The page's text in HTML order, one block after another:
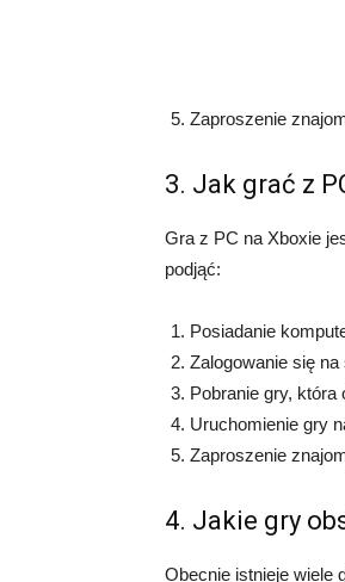
Zaproszenie
3. Jak grać z
Gra z PC na Xboxie
podjąć:
Posiadanie
Zalogowanie się
Pobranie gry, która
Uruchomienie gry
Zaproszenie
4. Jakie gry
Obecnie istnieje wiele